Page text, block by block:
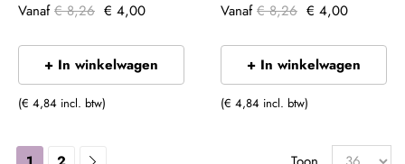
Vanaf € 8,26 € 4,00
+ In winkelwagen
(€ 4,84 incl. btw)
Vanaf € 8,26 € 4,00
+ In winkelwagen
(€ 4,84 incl. btw)